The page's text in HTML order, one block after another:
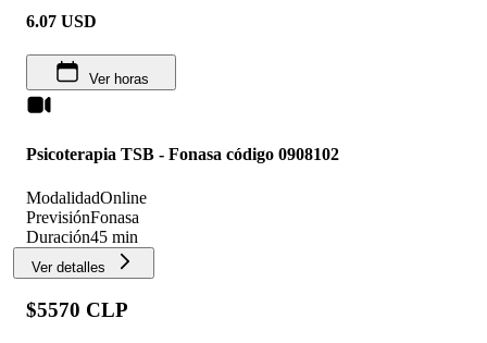
6.07 USD
Ver horas
Psicoterapia TSB - Fonasa código 0908102
ModalidadOnline
PrevisiónFonasa
Duración45 min
Ver detalles
$5570 CLP